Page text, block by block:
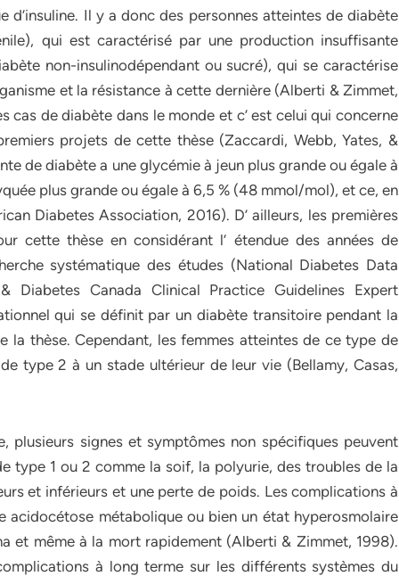
d’insuline. Il y a donc des personnes atteintes de diabète
qui est caractérisé par une production insuffisante
non-insulinodépendant ou sucré), qui se caractérise
et la résistance à cette dernière (Alberti & Zimmet,
cas de diabète dans le monde et c’ est celui qui concerne
projets de cette thèse (Zaccardi, Webb, Yates, &
de diabète a une glycémie à jeun plus grande ou égale à
plus grande ou égale à 6,5 % (48 mmol/mol), et ce, en
Diabetes Association, 2016). D’ ailleurs, les premières
cette thèse en considérant l’ étendue des années de
systématique des études (National Diabetes Data
Diabetes Canada Clinical Practice Guidelines Expert
qui se définit par un diabète transitoire pendant la
la thèse. Cependant, les femmes atteintes de ce type de
type 2 à un stade ultérieur de leur vie (Bellamy, Casas,
plusieurs signes et symptômes non spécifiques peuvent
type 1 ou 2 comme la soif, la polyurie, des troubles de la
et inférieurs et une perte de poids. Les complications à
métabolique ou bien un état hyperosmolaire
et même à la mort rapidement (Alberti & Zimmet, 1998).
à long terme sur les différents systèmes du